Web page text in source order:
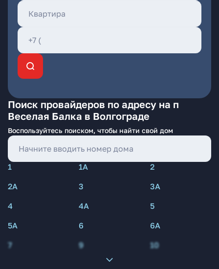
Поиск провайдеров по адресу на п
Веселая Балка в Волгограде
Воспользуйтесь поиском, чтобы найти свой дом
1 1А
2
2А
3
3А
4
4А
5
5А
6
6А
7
9 10